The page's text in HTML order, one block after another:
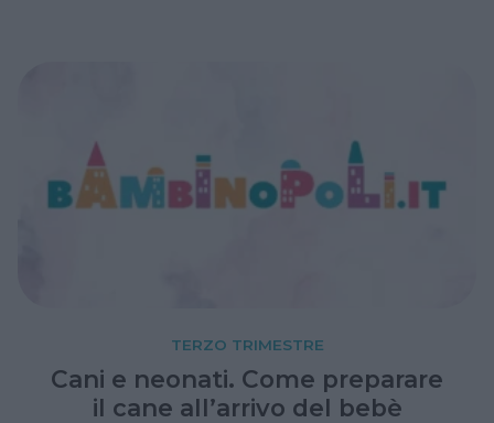
TERZO TRIMESTRE
Cani e neonati. Come preparare
il cane all’arrivo del bebè